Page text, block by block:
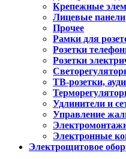
Крепежные
Лицевые панели
Прочее
Рамки для
Розетки
Розетки
ТВ-розетки,
Удлинители и
Управление
Электронные
Электрощитовое